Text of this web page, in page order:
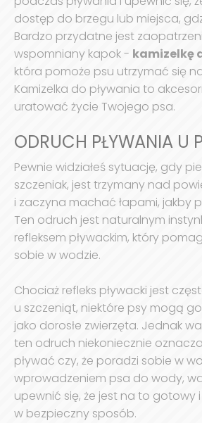
dostęp do brzegu lub miejsca,
Bardzo przydatne jest
wspomniany kapok - kamizelkę
która pomoże psu utrzymać się
Kamizelka do pływania to
uratować życie Twojego psa.
ODRUCH PŁYWANIA U
Pewnie widziałeś sytuację, gdy
szczeniak, jest trzymany nad
i zaczyna machać łapami, jakby
Ten odruch jest naturalnym
refleksem pływackim, który
sobie w wodzie.
Chociaż refleks pływacki jest
u szczeniąt, niektóre psy mogą
jako dorosłe zwierzęta. Jednak
ten odruch niekoniecznie
pływać czy, że poradzi sobie w
wprowadzeniem psa do wody,
upewnić się, że jest na to gotowy
w bezpieczny sposób.